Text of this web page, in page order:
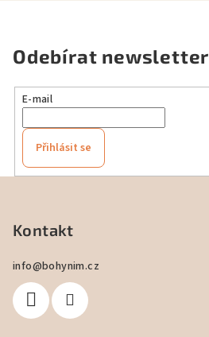
Odebírat newsletter
E-mail
Přihlásit se
Kontakt
info@bohynim.cz